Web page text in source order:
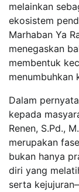
melainkan
ekosistem
Marhaban Ya
menegaskan
membentuk
menumbuhkan
Dalam
kepada
Renen, S.Pd.,
merupakan
bukan hanya
diri yang
serta